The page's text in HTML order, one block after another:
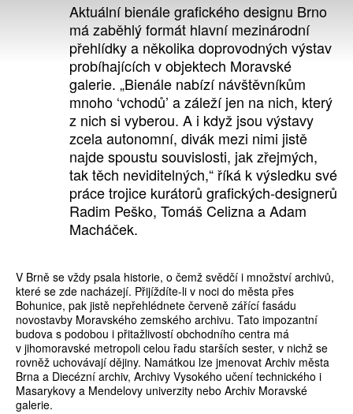
Aktuální bienále grafického designu Brno
má zaběhlý formát hlavní mezinárodní
přehlídky a několika doprovodných výstav
probíhajících v objektech Moravské
galerie. „Bienále nabízí návštěvníkům
mnoho ‘vchodů’ a záleží jen na nich, který
z nich si vyberou. A i když jsou výstavy
zcela autonomní, divák mezi nimi jistě
najde spoustu souvislosti, jak zřejmých,
tak těch neviditelných,“ říká k výsledku své
práce trojice kurátorů grafických-designerů
Radim Peško, Tomáš Celizna a Adam
Macháček.
V Brně se vždy psala historie, o čemž svědčí i množství archivů,
které se zde nacházejí. Přijíždíte-li v noci do města přes
Bohunice, pak jistě nepřehlédnete červeně zářící fasádu
novostavby Moravského zemského archivu. Tato impozantní
budova s podobou i přitažlivostí obchodního centra má
v jihomoravské metropoli celou řadu starších sester, v nichž se
rovněž uchovávají dějiny. Namátkou lze jmenovat Archiv města
Brna a Diecézní archiv, Archivy Vysokého učení technického i
Masarykovy a Mendelovy univerzity nebo Archiv Moravské
galerie.